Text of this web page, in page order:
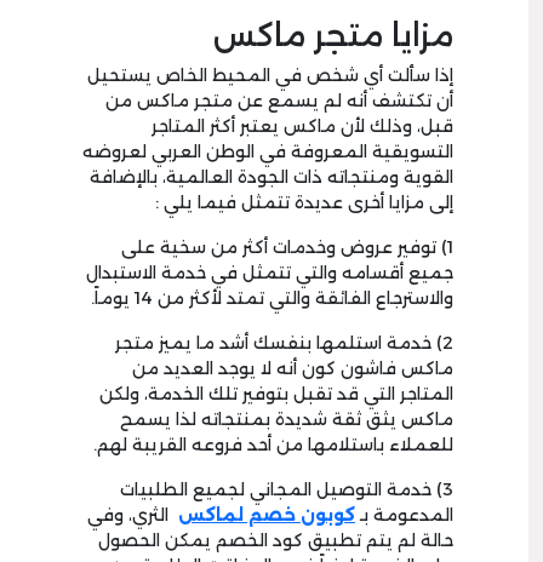
مزايا متجر ماكس
إذا سألت أي شخص في المحيط الخاص يستحيل
أن تكتشف أنه لم يسمع عن متجر ماكس من
قبل، وذلك لأن ماكس يعتبر أكثر المتاجر
التسويقية المعروفة في الوطن العربي لعروضه
القوية ومنتجاته ذات الجودة العالمية، بالإضافة
إلى مزايا أخرى عديدة تتمثل فيما يلي :
1) توفير عروض وخدمات أكثر من سخية على
جميع أقسامه والتي تتمثل في خدمة الاستبدال
والاسترجاع الفائقة والتي تمتد لأكثر من 14 يوماً.
2) خدمة استلمها بنفسك أشد ما يميز متجر
ماكس فاشون كون أنه لا يوجد العديد من
المتاجر التي قد تقبل بتوفير تلك الخدمة، ولكن
ماكس يثق ثقة شديدة بمنتجاته لذا يسمح
للعملاء باستلامها من أحد فروعه القريبة لهم.
3) خدمة التوصيل المجاني لجميع الطلبيات
المدعومة بـكوبون خصم لماكس الثري، وفي
حالة لم يتم تطبيق كود الخصم يمكن الحصول